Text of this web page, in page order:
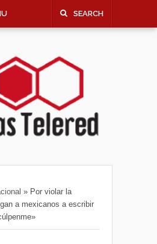
SEARCH
» Por violar la
a mexicanos a escribir